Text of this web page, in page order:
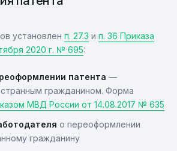
установлен п. 27.3 и п. 36 Приказа
2020 г. № 695:
патента —
гражданином. Форма
МВД России от 14.08.2017 № 635
о переоформлении
гражданину